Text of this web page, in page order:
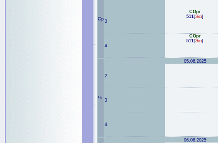
Ср 3
4
СОрг
511[Экз]
СОрг
511[Экз]
Чт
2
3
4
05.06.2025
06.06.2025